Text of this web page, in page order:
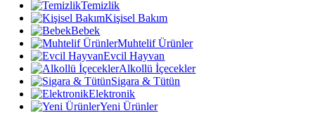
Temizlik
Kişisel Bakım
Bebek
Muhtelif Ürünler
Evcil Hayvan
Alkollü İçecekler
Sigara & Tütün
Elektronik
Yeni Ürünler